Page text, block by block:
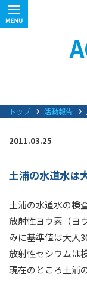
トップ 活動報告
2011.03.25
土浦の水道水は
土浦の水道水の検
放射性ヨウ素（ヨ
みに基準値は大人
放射性セシウムは
現在のところ土浦